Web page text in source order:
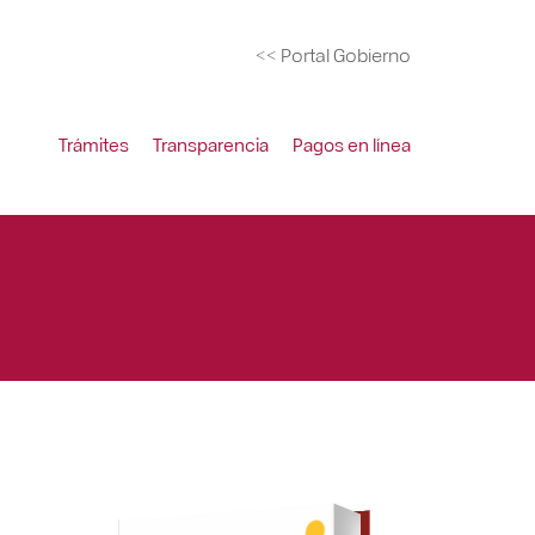
<< Portal Gobierno
Trámites Transparencia Pagos en línea